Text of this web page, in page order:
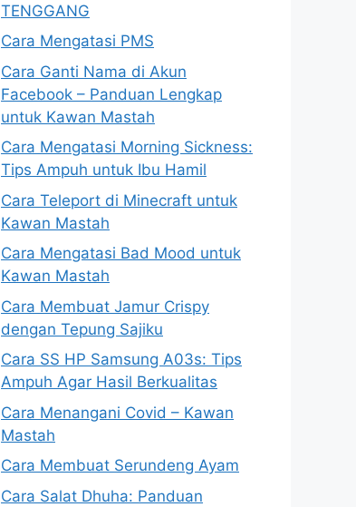
TENGGANG
Cara Mengatasi PMS
Cara Ganti Nama di Akun
Facebook – Panduan Lengkap
untuk Kawan Mastah
Cara Mengatasi Morning Sickness:
Tips Ampuh untuk Ibu Hamil
Cara Teleport di Minecraft untuk
Kawan Mastah
Cara Mengatasi Bad Mood untuk
Kawan Mastah
Cara Membuat Jamur Crispy
dengan Tepung Sajiku
Cara SS HP Samsung A03s: Tips
Ampuh Agar Hasil Berkualitas
Cara Menangani Covid – Kawan
Mastah
Cara Membuat Serundeng Ayam
Cara Salat Dhuha: Panduan